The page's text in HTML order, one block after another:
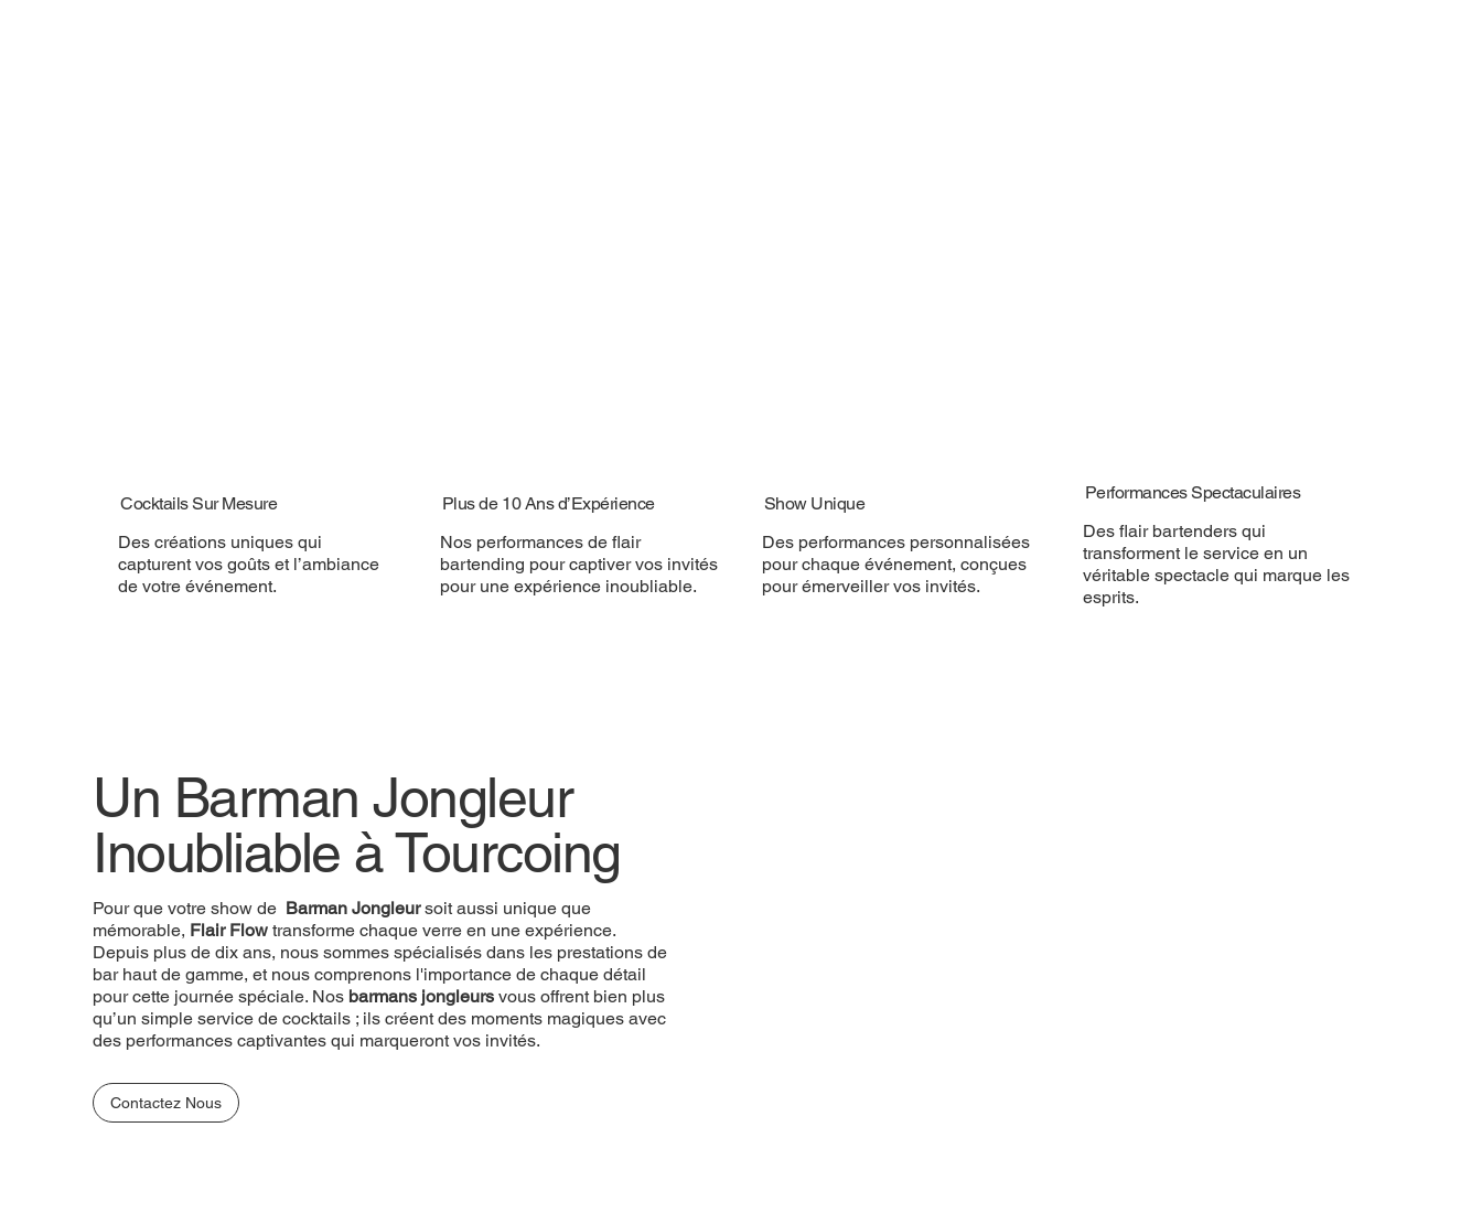
Cocktails Sur Mesure
Des créations uniques qui
capturent vos goûts et l’ambiance
de votre événement.
Plus de 10 Ans d’Expérience
Nos performances de flair
bartending pour captiver vos invités
pour une expérience inoubliable.
Show Unique
Des performances personnalisées
pour chaque événement, conçues
pour émerveiller vos invités.
Performances Spectaculaires
Des flair bartenders qui
transforment le service en un
véritable spectacle qui marque les
esprits.
Un Barman Jongleur
Inoubliable à Tourcoing
Pour que votre show de Barman Jongleursoit aussi unique que
mémorable, Flair Flow transforme chaque verre en une expérience.
Depuis plus de dix ans, nous sommes spécialisés dans les prestations de
bar haut de gamme, et nous comprenons l'importance de chaque détail
pour cette journée spéciale. Nos barmans jongleurs vous offrent bien plus
qu’un simple service de cocktails ; ils créent des moments magiques avec
des performances captivantes qui marqueront vos invités.
Contactez Nous